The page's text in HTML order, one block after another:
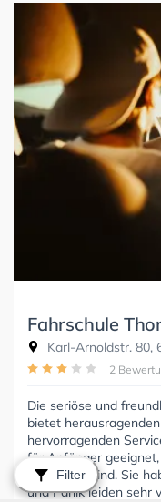
Filter
Fahrschule
Karl-Arnoldstr. 80,
2
Die seriöse und
bietet
hervorragenden
für Anfänger
qualifiziert sind. Sie
und Panik leiden sehr